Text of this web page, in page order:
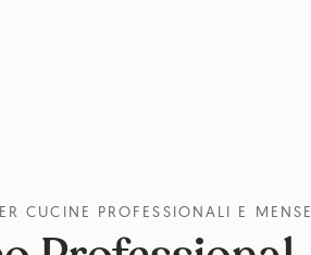
CUCINE PROFESSIONALI E MENSE